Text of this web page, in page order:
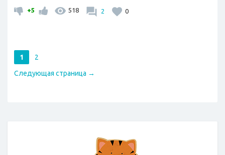
+5 518 2 0
1
2
Следующая страница →